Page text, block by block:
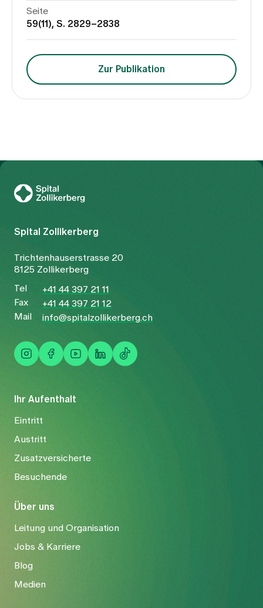
Seite
59(11), S. 2829–2838
Zur Publikation
Ihr Aufenthalt
Eintritt
Austritt
Zusatzversicherte
Besuchende
Über uns
Leitung und Organisation
Jobs & Karriere
Blog
Medien
Spital Zollikerberg
Trichtenhauserstrasse 20
8125 Zollikerberg
Tel
+41 44 397 21 11
Fax
+41 44 397 21 12
Mail
info@spitalzollikerberg.ch